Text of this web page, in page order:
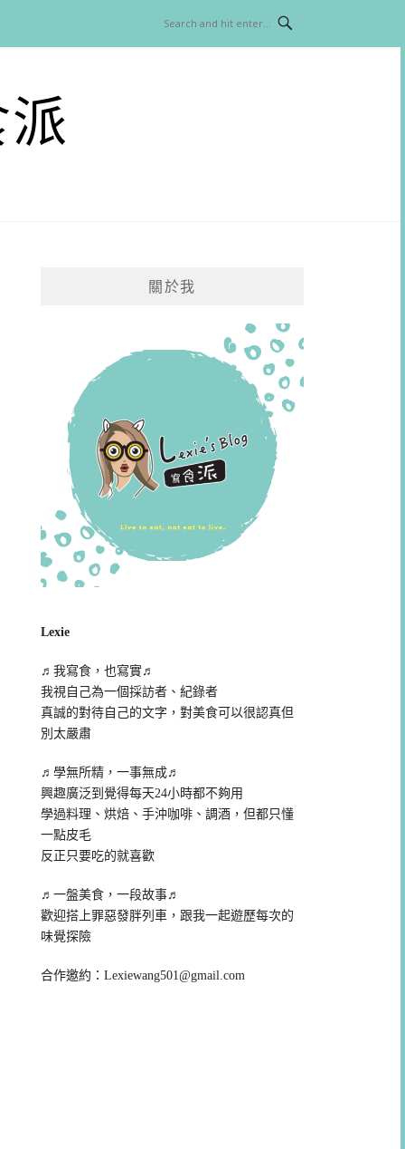
關於我
Lexie
♬我寫食，也寫實♬
我視自己為一個採訪者、紀錄者
真誠的對待自己的文字，對美食可以很認真但
別太嚴肅
♬學無所精，一事無成♬
興趣廣泛到覺得每天24小時都不夠用
學過料理、烘焙、手沖咖啡、調酒，但都只懂
一點皮毛
反正只要吃的就喜歡
♬一盤美食，一段故事♬
歡迎搭上罪惡發胖列車，跟我一起遊歷每次的
味覺探險
合作邀約：Lexiewang501@gmail.com